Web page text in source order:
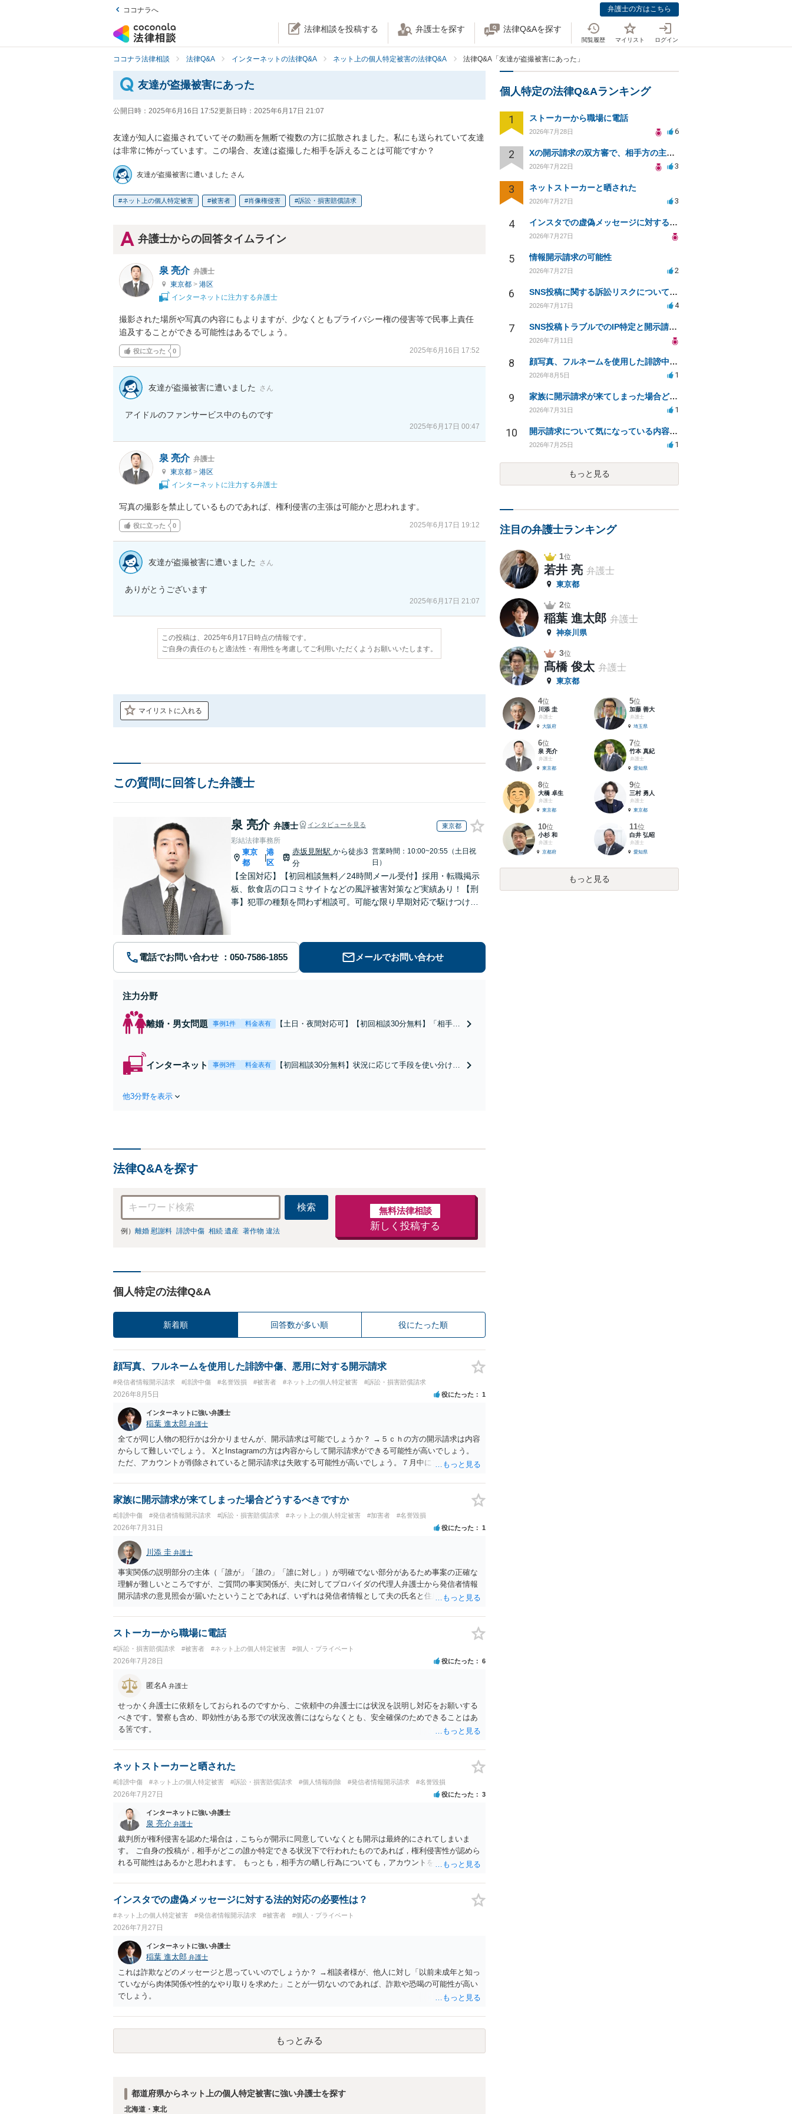
ココナラへ 弁護士の方はこちら
法律相談を投稿する 弁護士を探す 法律Q&Aを探す
閲覧履歴 マイリスト ログイン
ココナラ法律相談 法律Q&A インターネットの法律Q&A ネット上の個人特定被害の法律Q&A 法律Q&A「友達が盗撮被害にあった」
友達が盗撮被害にあった
公開日時： 2025年6月16日 17:52更新日時： 2025年6月17日 21:07
友達が知人に盗撮されていてその動画を無断で複数の方に拡散されました。私にも送られていて友達
は非常に怖がっています。この場合、友達は盗撮した相手を訴えることは可能ですか？
友達が盗撮被害に遭いました さん
ネット上の個人特定被害 被害者 肖像権侵害 訴訟・損害賠償請求
弁護士からの回答タイムライン
泉 亮介 弁護士
東京都 > 港区
インターネットに注力する弁護士
撮影された場所や写真の内容にもよりますが、少なくともプライバシー権の侵害等で民事上責任
追及することができる可能性はあるでしょう。
役に立った 0 2025年6月16日 17:52
友達が盗撮被害に遭いました さん
アイドルのファンサービス中のものです
2025年6月17日 00:47
泉 亮介 弁護士
東京都 > 港区
インターネットに注力する弁護士
写真の撮影を禁止しているものであれば、権利侵害の主張は可能かと思われます。
役に立った 0 2025年6月17日 19:12
友達が盗撮被害に遭いました さん
ありがとうございます
2025年6月17日 21:07
この投稿は、2025年6月17日時点の情報です。
ご自身の責任のもと適法性・有用性を考慮してご利用いただくようお願いいたします。
マイリストに入れる
この質問に回答した弁護士
泉 亮介 弁護士 インタビューを見る 東京都
彩結法律事務所
東京
都
港
区
赤坂見附駅 から徒歩3
分
営業時間：10:00~20:55（土日祝
日）
【全国対応】【初回相談無料／24時間メール受付】採用・転職掲示
板、飲食店の口コミサイトなどの風評被害対策など実績あり！【刑
事】犯罪の種類を問わず相談可。可能な限り早期対応で駆けつけサ
電話でお問い合わせ メールでお問い合わせ
注力分野
離婚・男女問題 事例1件 料金表有
【土日・夜間対応可】【初回相談30分無料】「相手方
金額アップ／減額交渉も対応可」【完全個室対応】
インターネット 事例3件 料金表有
【初回相談30分無料】状況に応じて手段を使い分け、
他3分野を表示
法律Q&Aを探す
検索
例） 離婚 慰謝料 誹謗中傷 相続 遺産 著作物 違法
無料法律相談
新しく投稿する
個人特定の法律Q&A
新着順 回答数が多い順 役にたった順
顔写真、フルネームを使用した誹謗中傷、悪用に対する開示請求
#発信者情報開示請求 #誹謗中傷 #名誉毀損 #被害者 #ネット上の個人特定被害 #訴訟・損害賠償請求
2026年8月5日 役にたった 1
インターネットに強い弁護士
稲葉 進太郎 弁護士
全てが同じ人物の犯行かは分かりませんが、開示請求は可能でしょうか？ →５ｃｈの方の開示請求は内容
からして難しいでしょう。 XとInstagramの方は内容からして開示請求ができる可能性が高いでしょう。
ただ、アカウントが削除されていると開示請求は失敗する可能性が高いでしょう。７月中にアカウントが
相手に全ての弁護士費用を負担させることは可能でしょうか？ →訴訟外の交渉で相手方が認めれば負担さ
せることができるでしょう。訴訟で判決となった場合は、実際の弁護士費用が認められる場合と認められ
家族に開示請求が来てしまった場合どうするべきですか
#誹謗中傷 #発信者情報開示請求 #訴訟・損害賠償請求 #ネット上の個人特定被害 #加害者 #名誉毀損
2026年7月31日 役にたった 1
川添 圭 弁護士
事実関係の説明部分の主体（「誰が」「誰の」「誰に対し」）が明確でない部分があるため事案の正確な
理解が難しいところですが、ご質問の事実関係が、夫に対してプロバイダの代理人弁護士から発信者情報
開示請求の意見照会が届いたということであれば、いずれは発信者情報として夫の氏名と住所が開示さ
可能性があるように思われます。この場合は、開示請求者（とある女性？）の代理人弁護士へ、実は投稿
者があなたであるという内容とともに、あなたから連絡することもあり得ます。 夫がクレーム電話を入れ
理人の事務所なのかが不明ですが、もし前者であれば、書類の再送要請にはあまり意味はなく、一方、後
者であるなら、夫を被告として提訴に至る可能性も考える必要が出てきます。 あなたと夫との夫婦関係の
状況（別居中なのか、夫婦関係は良好なのか、あなたが夫へ嘘をついたのか等）がよくわからないところ
があり、実際にどのような対応がベターなのかを正確に検討するためには、公開の相談ではなく、詳しい
事実関係を整理した上で弁護士へ直接相談するべきでしょう。
ストーカーから職場に電話
#訴訟・損害賠償請求 #被害者 #ネット上の個人特定被害 #個人・プライベート
2026年7月28日 役にたった 6
匿名A 弁護士
せっかく弁護士に依頼をしておられるのですから、ご依頼中の弁護士には状況を説明し対応をお願いする
べきです。警察も含め、即効性がある形での状況改善にはならなくとも、安全確保のためできることはあ
る筈です。
ネットストーカーと晒された
#誹謗中傷 #ネット上の個人特定被害 #訴訟・損害賠償請求 #個人情報削除 #発信者情報開示請求 #名誉毀損
2026年7月27日 役にたった 3
インターネットに強い弁護士
泉 亮介 弁護士
裁判所が権利侵害を認めた場合は，こちらが開示に同意していなくとも開示は最終的にされてしまいま
す。 ご自身の投稿が，相手がどこの誰か特定できる状況下で行われたものであれば，権利侵害性が認めら
れる可能性はあるかと思われます。 もっとも，相手方の晒し行為についても，アカウントを特定したうえ
ょう。
インスタでの虚偽メッセージに対する法的対応の必要性は？
#ネット上の個人特定被害 #発信者情報開示請求 #被害者 #個人・プライベート
2026年7月27日
インターネットに強い弁護士
稲葉 進太郎 弁護士
これは詐欺などのメッセージと思っていいのでしょうか？ →相談者様が、他人に対し「以前未成年と知っ
ていながら肉体関係や性的なやり取りを求めた」ことが一切ないのであれば、詐欺や恐喝の可能性が高い
でしょう。
もっとみる
都道府県からネット上の個人特定被害に強い弁護士を探す
北海道・東北
個人特定の法律Q&Aランキング
1 ストーカーから職場に電話
2026年7月28日 6
2 Xの開示請求の双方審で、相手方の主張が口頭ばかりで把握しきれません
2026年7月22日 3
3 ネットストーカーと晒された
2026年7月27日 3
4 インスタでの虚偽メッセージに対する法的対応の必要性は？
2026年7月27日
5 情報開示請求の可能性
2026年7月27日 2
6 SNS投稿に関する訴訟リスクについての相談
2026年7月17日 4
7 SNS投稿トラブルでのIP特定と開示請求の現実性は？
2026年7月11日
8 顔写真、フルネームを使用した誹謗中傷、悪用に対する開示請求
2026年8月5日 1
9 家族に開示請求が来てしまった場合どうするべきですか
2026年7月31日 1
10 開示請求について気になっている内容の質問
2026年7月25日 1
もっと見る
注目の弁護士ランキング
1位
若井 亮 弁護士
東京都
2位
稲葉 進太郎 弁護士
神奈川県
3位
髙橋 俊太 弁護士
東京都
4位
川添 圭
弁護士
大阪府
5位
加藤 善大
弁護士
埼玉県
6位
泉 亮介
弁護士
東京都
7位
竹本 真紀
弁護士
愛知県
8位
大橋 卓生
弁護士
東京都
9位
三村 勇人
弁護士
東京都
10位
小杉 和
弁護士
京都府
11位
白井 弘昭
弁護士
愛知県
もっと見る